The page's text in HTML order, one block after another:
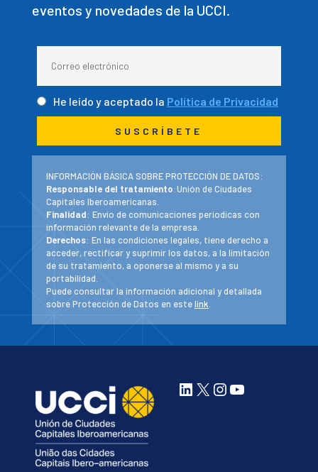
eventos y novedades de la UCCI.
He leído y aceptado la Política de Privacidad
INFORMACIÓN BÁSICA SOBRE PROTECCIÓN DE DATOS:
Responsable del tratamiento:Unión de Ciudades
Capitales Iberoamericanas.
Finalidad: Envío de comunicaciones periodicas con
información relevante de la empresa.
Derechos: En las condiciones legales, tiene derecho a
acceder, rectificar y suprimir los datos, a la limitación
de su tratamiento, a oponerse al mismo y a su
portabilidad.
Puede consultar la información adicional y detallada
sobre Protección de Datos en estelink
LinkedIn
X Instagram
YouTube